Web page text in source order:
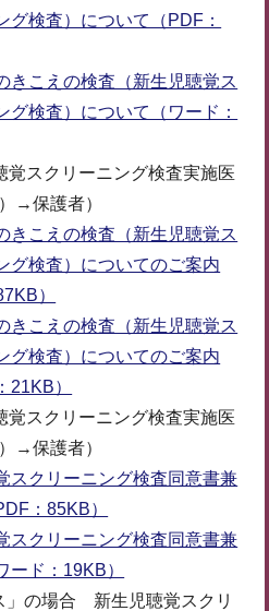
グ検査）について（PDF：
きこえの検査（新生児聴覚ス
グ検査）について（ワード：
覚スクリーニング検査実施医
→保護者）
きこえの検査（新生児聴覚ス
グ検査）についてのご案内
）
きこえの検査（新生児聴覚ス
グ検査）についてのご案内
21KB）
覚スクリーニング検査実施医
→保護者）
スクリーニング検査同意書兼
：85KB）
スクリーニング検査同意書兼
ード：19KB）
」の場合 新生児聴覚スクリ